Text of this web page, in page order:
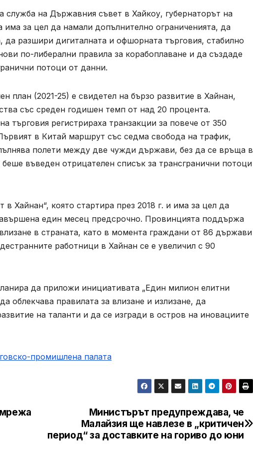
на Държавния съвет в Хайкоу, губернаторът на
за цел да намали допълнително ограниченията, да
да разшири дигиталната и офшорната търговия, стабилно
по-либерални правила за корабоплаване и да създаде
потоци от данни.
план (2021-25) е свидетел на бързо развитие в Хайнан,
със среден годишен темп от над 20 процента.
търговия регистрираха транзакции за повече от 350
в Китай маршрут със седма свобода на трафик,
полети между две чужди държави, без да се връща в
въведен отрицателен списък за трансгранични потоци
Хайнан“, която стартира през 2018 г. и има за цел да
един месец предсрочно. Провинцията поддържа
в страната, като в момента граждани от 86 държави
работници в Хайнан се е увеличил с 90
да приложи инициативата „Един милион елитни
облекчава правилата за влизане и излизане, да
на таланти и да се изгради в остров на иновациите
промишлена палaта
Министърът предупреждава, че
Малайзия ще навлезе в „критичен
период“ за доставките на гориво до юни
мрежа